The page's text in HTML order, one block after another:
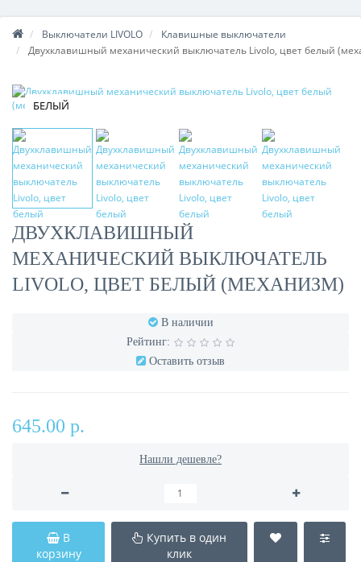
Выключатели LIVOLO
Клавишные выключатели
Двухклавишный механический выключатель Livolo, цвет белый
БЕЛЫЙ
ДВУХКЛАВИШНЫЙ
МЕХАНИЧЕСКИЙ ВЫКЛЮЧАТЕЛЬ
LIVOLO, ЦВЕТ БЕЛЫЙ (МЕХАНИЗМ)
В наличии
Рейтинг:
Оставить отзыв
645.00 р.
Нашли дешевле?
В
корзину
Купить в один
клик